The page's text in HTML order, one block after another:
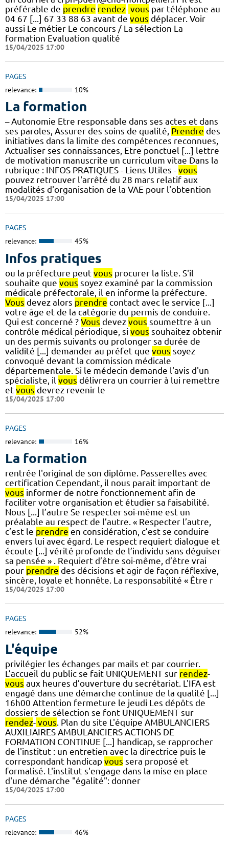
préférable de prendre rendez- vous par téléphone au
04 67 [...] 67 33 88 63 avant de vous déplacer. Voir
aussi Le métier Le concours / La sélection La
formation Evaluation qualité
15/04/2025 17:00
PAGES
relevance: 10%
La formation
– Autonomie Etre responsable dans ses actes et dans
ses paroles, Assurer des soins de qualité, Prendre des
initiatives dans la limite des compétences reconnues,
Actualiser ses connaissances, Etre ponctuel [...] lettre
de motivation manuscrite un curriculum vitae Dans la
rubrique : INFOS PRATIQUES - Liens Utiles - vous
pouvez retrouver l'arrêté du 28 mars relatif aux
modalités d'organisation de la VAE pour l'obtention
15/04/2025 17:00
PAGES
relevance: 45%
Infos pratiques
ou la préfecture peut vous procurer la liste. S'il
souhaite que vous soyez examiné par la commission
médicale préfectorale, il en informe la préfecture.
Vous devez alors prendre contact avec le service [...]
votre âge et de la catégorie du permis de conduire.
Qui est concerné ? Vous devez vous soumettre à un
contrôle médical périodique, si vous souhaitez obtenir
un des permis suivants ou prolonger sa durée de
validité [...] demander au préfet que vous soyez
convoqué devant la commission médicale
départementale. Si le médecin demande l'avis d'un
spécialiste, il vous délivrera un courrier à lui remettre
et vous devrez revenir le
15/04/2025 17:00
PAGES
relevance: 16%
La formation
rentrée l'original de son diplôme. Passerelles avec
certification Cependant, il nous parait important de
vous informer de notre fonctionnement afin de
faciliter votre organisation et étudier sa faisabilité.
Nous [...] l’autre Se respecter soi-même est un
préalable au respect de l’autre. « Respecter l’autre,
c’est le prendre en considération, c’est se conduire
envers lui avec égard. Le respect requiert dialogue et
écoute [...] vérité profonde de l’individu sans déguiser
sa pensée » . Requiert d’être soi-même, d’être vrai
pour prendre des décisions et agir de façon réflexive,
sincère, loyale et honnête. La responsabilité « Être r
15/04/2025 17:00
PAGES
relevance: 52%
L'équipe
privilégier les échanges par mails et par courrier.
L’accueil du public se fait UNIQUEMENT sur rendez-
vous aux heures d’ouverture du secrétariat. L'IFA est
engagé dans une démarche continue de la qualité [...]
16h00 Attention fermeture le jeudi Les dépôts de
dossiers de sélection se font UNIQUEMENT sur
rendez- vous . Plan du site L'équipe AMBULANCIERS
AUXILIAIRES AMBULANCIERS ACTIONS DE
FORMATION CONTINUE [...] handicap, se rapprocher
de l'institut : un entretien avec la directrice puis le
correspondant handicap vous sera proposé et
formalisé. L'institut s'engage dans la mise en place
d'une démarche "égalité": donner
15/04/2025 17:00
PAGES
relevance: 46%